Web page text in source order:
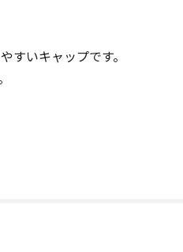
すいキャップです。